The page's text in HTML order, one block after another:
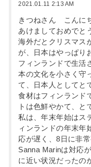
2021.01.11 2:13 AM
きつねさん こんに
あけましておめでと
海外だとクリスマス
が、日本はやっぱり
フィンランドで生活
本の文化を小さく守
て、日本人としてと
食材はフィンランド
トは色鮮やかて、と
私は、年末年始はス
ィンランドの年末年
応が遅く、8日に非
Sanna Marinは対応
に近い状況だったの